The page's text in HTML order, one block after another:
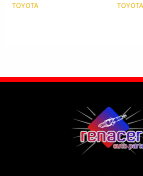
TOYOTA
TOYOTA